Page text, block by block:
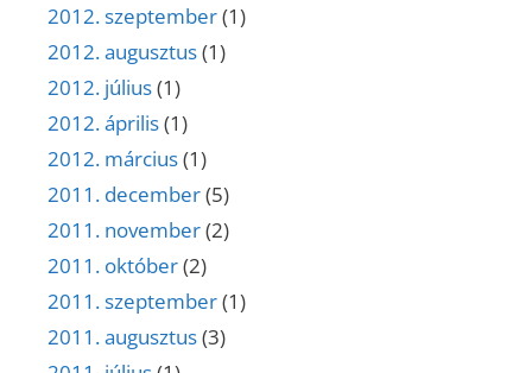
2012. szeptember(1)
2012. augusztus(1)
2012. július(1)
2012. április(1)
2012. március(1)
2011. december(5)
2011. november(2)
2011. október(2)
2011. szeptember(1)
2011. augusztus(3)